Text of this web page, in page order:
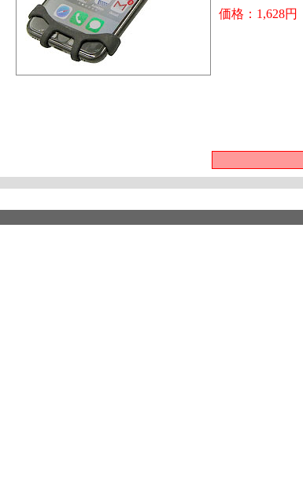
価格：1,628円